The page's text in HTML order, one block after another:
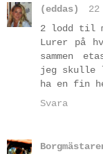
(eddas)
2 lodd til
Lurer på
sammen
jeg skulle
ha en fin
Svara